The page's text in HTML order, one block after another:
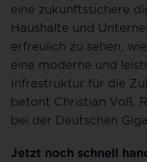
eine zukunftssichere
Haushalte und
erfreulich zu sehen,
eine moderne und
Infrastruktur für die
betont Christian Voß,
bei der Deutschen
Jetzt noch schnell